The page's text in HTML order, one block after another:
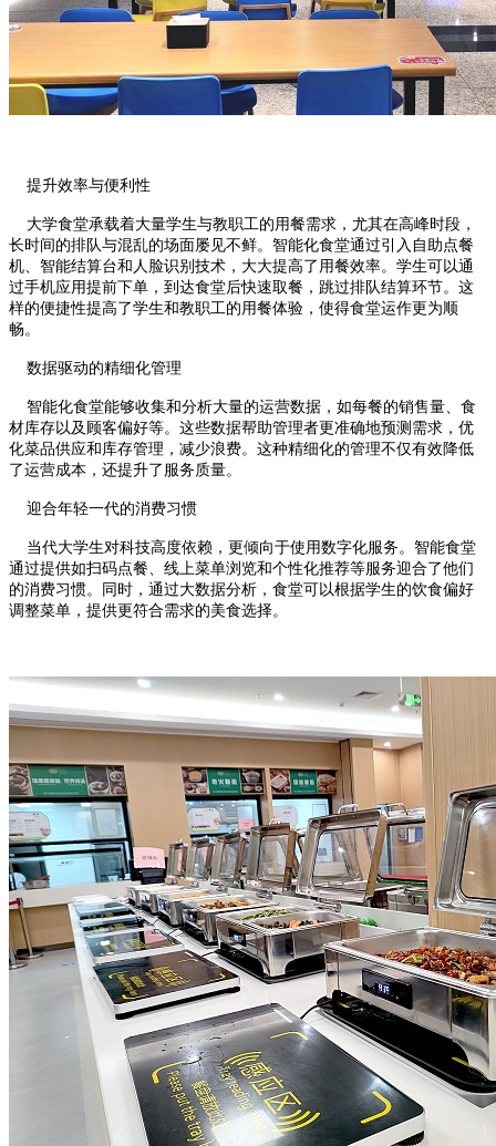
提升效率与便利性
大学食堂承载着大量学生与教职工的用餐需求，尤其在高峰时段，
长时间的排队与混乱的场面屡见不鲜。智能化食堂通过引入自助点餐
机、智能结算台和人脸识别技术，大大提高了用餐效率。学生可以通
过手机应用提前下单，到达食堂后快速取餐，跳过排队结算环节。这
样的便捷性提高了学生和教职工的用餐体验，使得食堂运作更为顺
畅。
数据驱动的精细化管理
智能化食堂能够收集和分析大量的运营数据，如每餐的销售量、食
材库存以及顾客偏好等。这些数据帮助管理者更准确地预测需求，优
化菜品供应和库存管理，减少浪费。这种精细化的管理不仅有效降低
了运营成本，还提升了服务质量。
迎合年轻一代的消费习惯
当代大学生对科技高度依赖，更倾向于使用数字化服务。智能食堂
通过提供如扫码点餐、线上菜单浏览和个性化推荐等服务迎合了他们
的消费习惯。同时，通过大数据分析，食堂可以根据学生的饮食偏好
调整菜单，提供更符合需求的美食选择。